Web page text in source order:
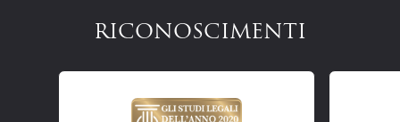
RICONOSCIMENTI